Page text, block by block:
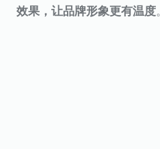
效果，让品牌形象更有温度。